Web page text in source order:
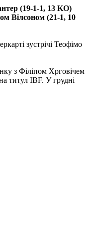
(19-1-1, 13 KO)
Вілсоном (21-1, 10
зустрічі Теофімо
з Філіпом Хрговічем
титул IBF. У грудні